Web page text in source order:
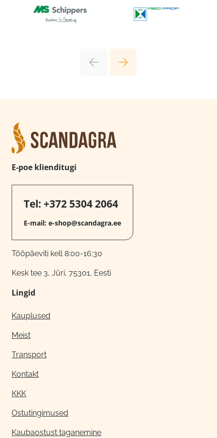
E-poe klienditugi
Tel: +372 5304 2064
E-mail: e-shop@scandagra.ee
Tööpäeviti kell 8:00-16:30
Kesk tee 3, Jüri, 75301, Eesti
Lingid
Kauplused
Meist
Transport
Kontakt
KKK
Ostutingimused
Kaubaostust taganemine